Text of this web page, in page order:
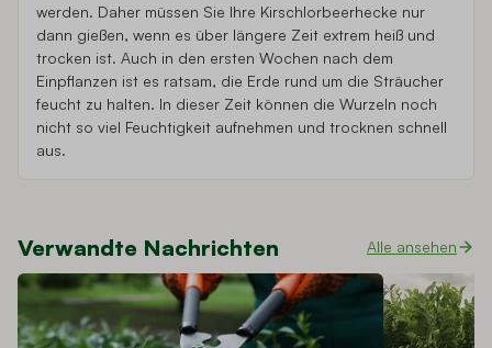
werden. Daher müssen Sie Ihre Kirschlorbeerhecke nur
dann gießen, wenn es über längere Zeit extrem heiß und
trocken ist. Auch in den ersten Wochen nach dem
Einpflanzen ist es ratsam, die Erde rund um die Sträucher
feucht zu halten. In dieser Zeit können die Wurzeln noch
nicht so viel Feuchtigkeit aufnehmen und trocknen schnell
aus.
Verwandte Nachrichten Alle ansehen